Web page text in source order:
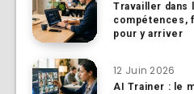
Travailler dans
compétences,
pour y arriver
12 Juin 2026
AI Trainer : le